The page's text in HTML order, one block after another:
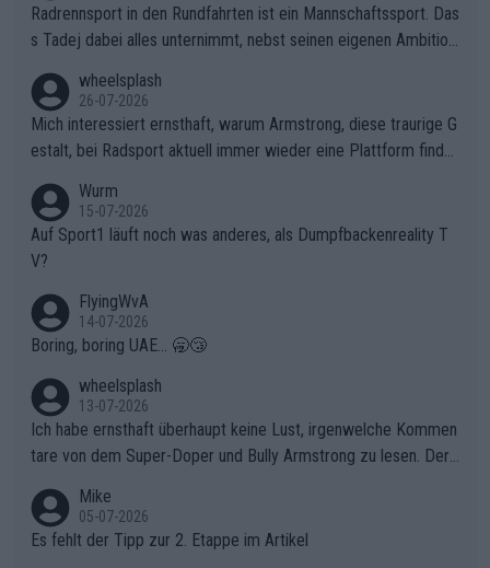
Radrennsport in den Rundfahrten ist ein Mannschaftssport. Das
s Tadej dabei alles unternimmt, nebst seinen eigenen Ambition
ganze Team auch mental stark zu machen und konkret am Erf
olg teilzuhaben, ist ihm ganz hoch anzurechnen. Das ist ein Zei
chen weit über den Radsport hinaus.
wheelsplash
26-07-2026
Mich interessiert ernsthaft, warum Armstrong, diese traurige G
estalt, bei Radsport aktuell immer wieder eine Plattform finde
Wurm
15-07-2026
Auf Sport1 läuft noch was anderes, als Dumpfbackenreality T
V?
FlyingWvA
14-07-2026
Boring, boring UAE... 🥱😴
wheelsplash
13-07-2026
Ich habe ernsthaft überhaupt keine Lust, irgenwelche Kommen
tare von dem Super-Doper und Bully Armstrong zu lesen. Der
r die gehört nicht in dieses Medium!
Mike
05-07-2026
Es fehlt der Tipp zur 2. Etappe im Artikel